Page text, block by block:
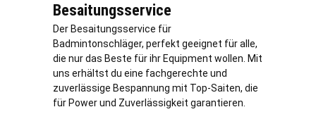
Besaitungsservice
Der Besaitungsservice für
Badmintonschläger, perfekt geeignet für alle,
die nur das Beste für ihr Equipment wollen. Mit
uns erhältst du eine fachgerechte und
zuverlässige Bespannung mit Top-Saiten, die
für Power und Zuverlässigkeit garantieren.